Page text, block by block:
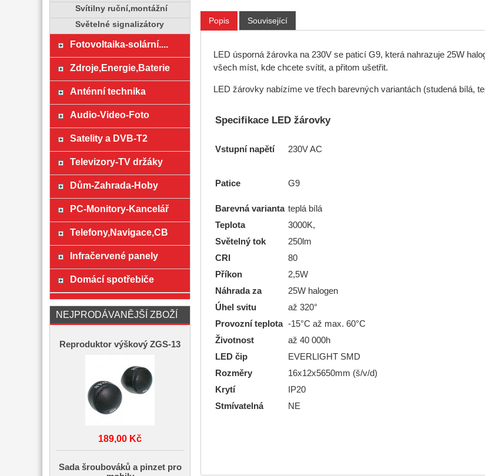
Popis Související
LED úsporná žárovka na 230V se paticí G9, která nahrazuje 25W
všech míst, kde chcete svítit, a přitom ušetřit.
LED žárovky nabízíme ve třech barevných variantách (studená bílá,
Specifikace LED žárovky
Vstupní napětí 230V AC
Patice G9
Barevná varianta teplá bílá
Teplota
3000K,
Světelný tok
250lm
CRI
80
Příkon
2,5W
Náhrada za
25W halogen
Úhel svitu
až 320°
Provozní teplota -15°C až max. 60°C
Životnost
až 40 000h
LED čip
EVERLIGHT SMD
Rozměry
16x12x5650mm (š/v/d)
Krytí
IP20
Stmívatelná
NE
Svítilny ruční,montážní
Světelné signalizátory
Fotovoltaika-solární....
Zdroje,Energie,Baterie
Anténní technika
Audio-Video-Foto
Satelity a DVB-T2
Televizory-TV držáky
Dům-Zahrada-Hoby
PC-Monitory-Kancelář
Telefony,Navigace,CB
Infračervené panely
Domácí spotřebiče
NEJPRODÁVANĚJŠÍ ZBOŽÍ
Reproduktor výškový ZGS-13
189,00 Kč
Sada šroubováků a pinzet pro